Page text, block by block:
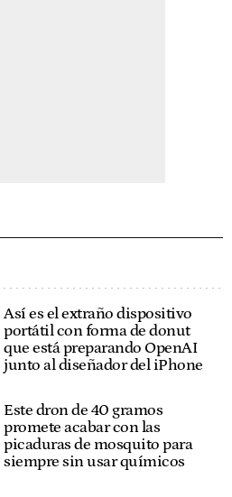
Así es el extraño dispositivo
portátil con forma de donut
que está preparando OpenAI
junto al diseñador del iPhone
Este dron de 40 gramos
promete acabar con las
picaduras de mosquito para
siempre sin usar químicos